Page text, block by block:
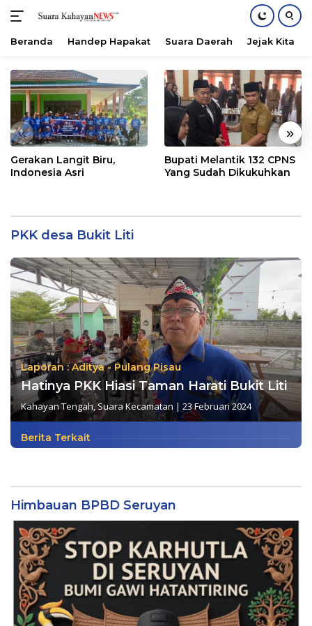
konten
Beranda Handep Hapakat Suara Daerah Jejak Kita
« »
Gerakan Langit Biru,
Indonesia Asri
Bupati Melantik 132 CPNS
Yang Sudah Dikukuhkan
PKK desa Bukit Liti
Laporan : Aditya - Pulang Pisau
Hatinya PKK Hiasi Taman Harati Bukit Liti
Kahayan Tengah,Suara Kecamatan | 23 Februari 2024
Berita Terkait
Himbauan BPBD Seruyan